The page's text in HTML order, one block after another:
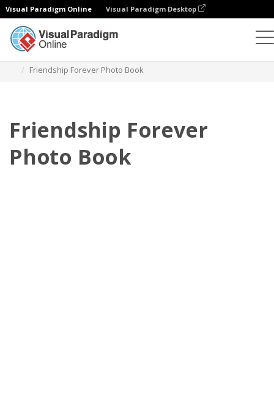
Visual Paradigm Online Visual Paradigm Desktop
Friendship Forever Photo Book
Friendship Forever
Photo Book